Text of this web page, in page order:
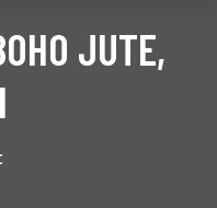
JUTE,